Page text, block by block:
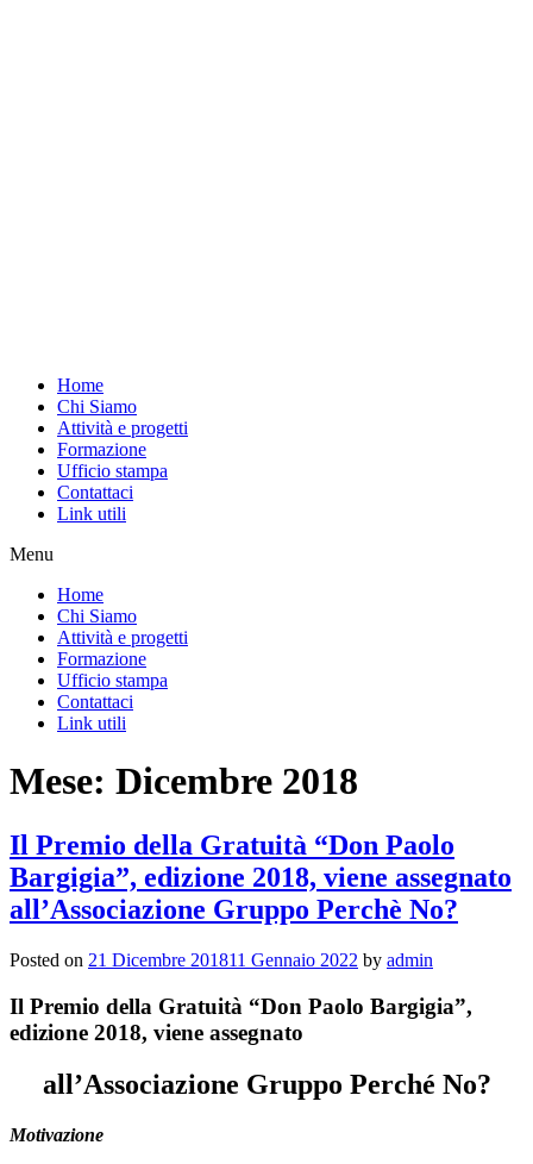
Home
Chi Siamo
Attività e progetti
Formazione
Ufficio stampa
Contattaci
Link utili
Menu
Home
Chi Siamo
Attività e progetti
Formazione
Ufficio stampa
Contattaci
Link utili
Mese: Dicembre 2018
Il Premio della Gratuità “Don Paolo
Bargigia”, edizione 2018, viene assegnato
all’Associazione Gruppo Perchè No?
Posted on 21 Dicembre 201811 Gennaio 2022 by admin
Il Premio della Gratuità “Don Paolo Bargigia”,
edizione 2018, viene assegnato
all’Associazione Gruppo Perché No?
Motivazione